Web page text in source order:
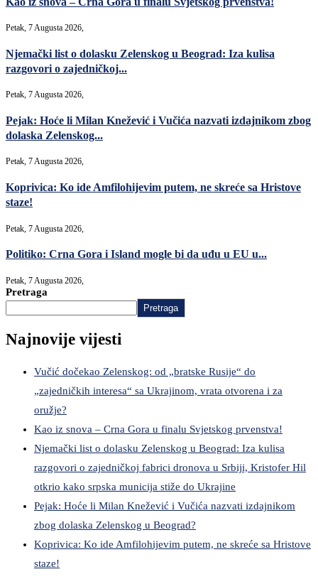
Petak, 7 Augusta 2026,
Njemački list o dolasku Zelenskog u Beograd: Iza kulisa
razgovori o zajedničkoj...
Petak, 7 Augusta 2026,
Pejak: Hoće li Milan Knežević i Vučića nazvati izdajnikom zbog
dolaska Zelenskog...
Petak, 7 Augusta 2026,
Koprivica: Ko ide Amfilohijevim putem, ne skreće sa Hristove
staze!
Petak, 7 Augusta 2026,
Politiko: Crna Gora i Island mogle bi da uđu u EU u...
Petak, 7 Augusta 2026,
Pretraga
Pretraga
Najnovije vijesti
Vučić dočekao Zelenskog: od „bratske Rusije“ do
„zajedničkih interesa“ sa Ukrajinom, vrata otvorena i za
oružje?
Kao iz snova – Crna Gora u finalu Svjetskog prvenstva!
Njemački list o dolasku Zelenskog u Beograd: Iza kulisa
razgovori o zajedničkoj fabrici dronova u Srbiji, Kristofer Hil
otkrio kako srpska municija stiže do Ukrajine
Pejak: Hoće li Milan Knežević i Vučića nazvati izdajnikom
zbog dolaska Zelenskog u Beograd?
Koprivica: Ko ide Amfilohijevim putem, ne skreće sa Hristove
staze!